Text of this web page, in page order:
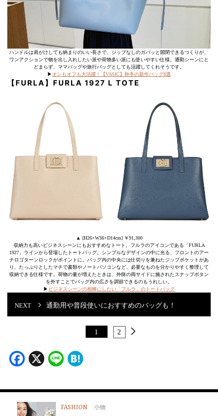
ハンドルは肩がけしても納まりのいい長さで、ジップなしのガバッと開閉できるつくりが、
ワンアクションで物を出し入れしたい派や荷物多い派にも使いやすい仕様。通勤シーンにと
どまらず、ママバッグや旅行バッグとしても活躍してくれそうです。
▶ オンもオフも大活躍！【VASIC】秋冬の新作バッグ8選
【FURLA】FURLA 1927 L TOTE
▲ [H26×W36×D14cm] ￥91,300
収納力も高いビジネスシーンにもおすすめなトート。フルラのアイコンである「FURLA
1927」ラインから登場したトートバッグ。シンプルなデザインの中に光る、フロントのアー
チロゴターンロックがポイントに。バッグ内の中央には仕切りを兼ねたジップポケットがあ
り、たっぷりとしたマチで書類やノートパソコンなど、必要なものを分かりやすく整理して
収納できる仕様です。荷物の量が増えたときは、外側の両サイドに施されたスナップボタン
を外すことでバッグ内の広さを調節できるのもうれしい。
▶︎ ビジネスシーンの相棒にしたい「フルラ」のトートバッグ
通勤用や普段使いにおすすめのバッグも！
1 2
Facebook
X Line
FASHION 小物